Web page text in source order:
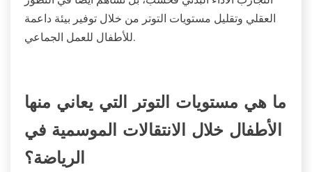
العقلي وتقليل مستويات التوتر من خلال توفير بيئة داعمة
للأطفال للعمل الجماعي.
ما هي مستويات التوتر التي يعاني منها
الأطفال خلال الانتقالات الموسمية في
الرياضة؟